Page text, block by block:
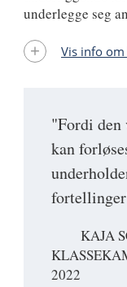
"Fordi den
kan
KAJA
2022
underlegge seg
Vis info